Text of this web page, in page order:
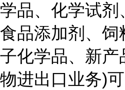
学品、化学试剂
食品添加剂、饲
子化学品、新产
物进出口业务)